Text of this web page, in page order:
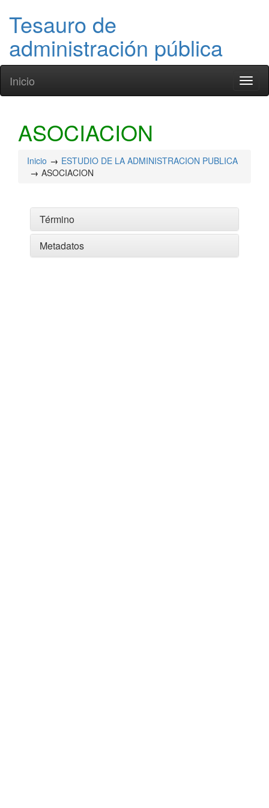
Tesauro de
administración pública
Inicio
ASOCIACION
Inicio
ESTUDIO DE LA ADMINISTRACION PUBLICA
ASOCIACION
Término
Metadatos